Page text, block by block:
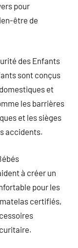
pour
être de
des Enfants
sont conçus
et
les barrières
et les sièges
accidents.
à créer un
pour les
certifiés,